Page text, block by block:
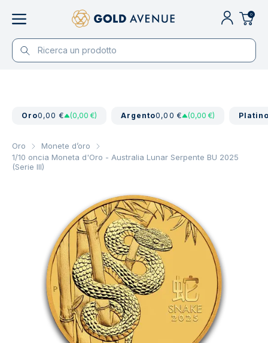
0
Oro0,00 € (0,00 €) Argento0,00 € (0,00 €)
Oro
Monete d’oro
1/10 oncia Moneta d'Oro - Australia Lunar Serpente BU 2025
(Serie III)